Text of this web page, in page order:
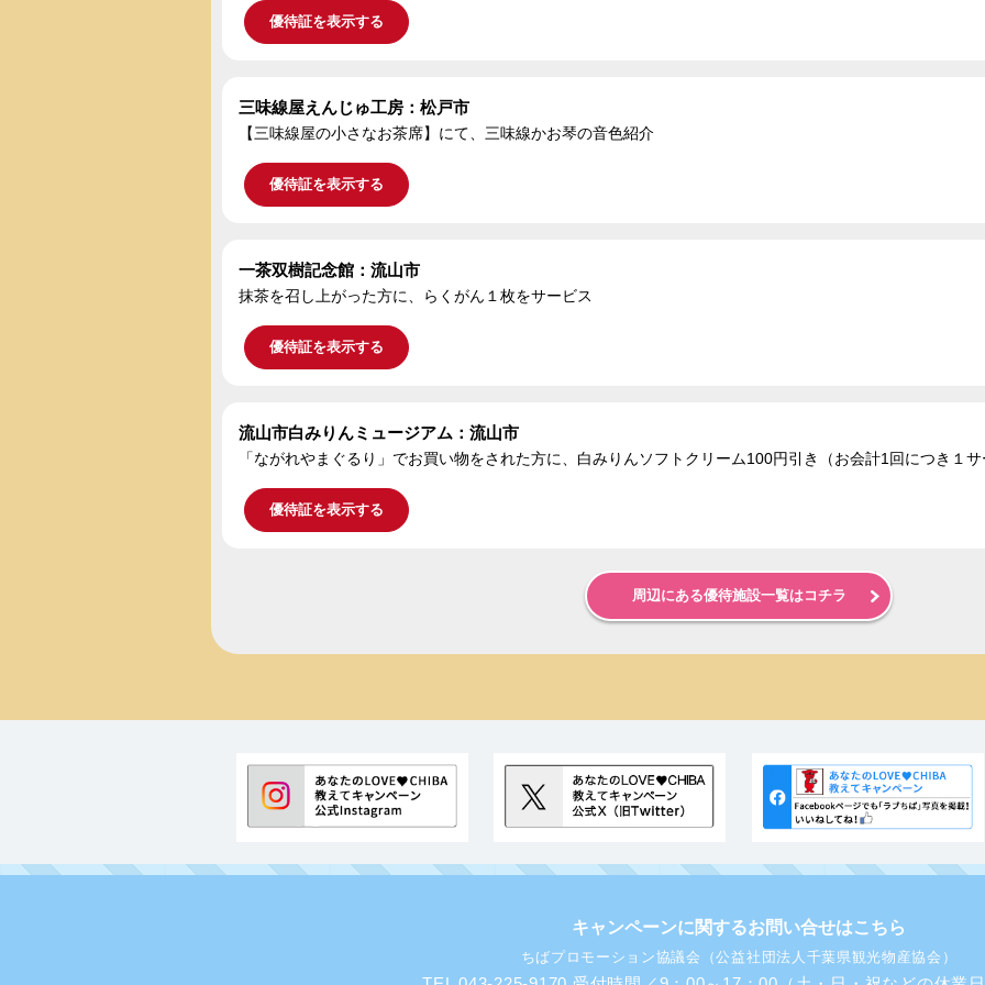
優待証を表示する
三味線屋えんじゅ工房：松戸市
【三味線屋の小さなお茶席】にて、三味線かお琴の音色紹介
優待証を表示する
一茶双樹記念館：流山市
抹茶を召し上がった方に、らくがん１枚をサービス
優待証を表示する
流山市白みりんミュージアム：流山市
「ながれやまぐるり」でお買い物をされた方に、白みりんソフトクリーム100円引き（お会計1回につき１
優待証を表示する
周辺にある優待施設一覧はコチラ
キャンペーンに関するお問い合せはこちら
ちばプロモーション協議会（公益社団法人千葉県観光物産協会）